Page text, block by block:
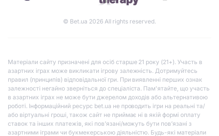
© Bet.ua 2026 All rights reserved.
Матеріали сайту призначені для осіб старше 21 року (21+). Участь в
азартних іграх може викликати ігрову залежність. Дотримуйтесь
правил (принципів) відповідальної гри. При виявленні перших ознак
залежності негайно зверніться до спеціаліста. Пам'ятайте, що участь
в азартних іграх не може бути джерелом доходів або альтернативою
роботі. Інформаційний ресурс bet.ua не проводить ігри на реальні та/
або віртуальні гроші, також сайт не приймає ні в якій формі оплату
ставок та інших платежів, які пов’язані/можуть бути пов’язані з
азартними іграми чи букмекерською діяльністю. Будь-які матеріали